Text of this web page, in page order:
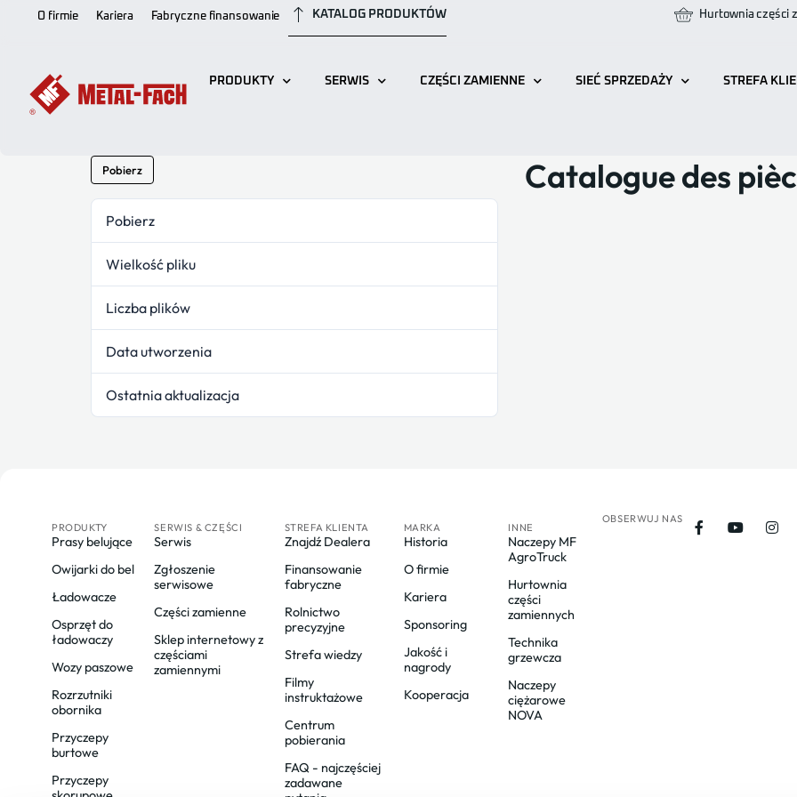
O firmie Kariera Fabryczne finansowanie KATALOG PRODUKTÓW Hurtownia części
PRODUKTY SERWIS CZĘŚCI ZAMIENNE SIEĆ SPRZEDAŻY STREFA
Pobierz
Pobierz
Wielkość pliku
Liczba plików
Data utworzenia
Ostatnia aktualizacja
Catalogue des
PRODUKTY
Prasy belujące
Owijarki do bel
Ładowacze
Osprzęt do
ładowaczy
Wozy paszowe
Rozrzutniki
obornika
Przyczepy
burtowe
Przyczepy
SERWIS & CZĘŚCI
Serwis
Zgłoszenie
serwisowe
Części zamienne
Sklep internetowy z
częściami
zamiennymi
STREFA KLIENTA
Znajdź Dealera
Finansowanie
fabryczne
Rolnictwo
precyzyjne
Strefa wiedzy
Filmy
instruktażowe
Centrum
pobierania
FAQ - najczęściej
zadawane
MARKA
Historia
O firmie
Kariera
Sponsoring
Jakość i
nagrody
Kooperacja
INNE
Naczepy MF
AgroTruck
Hurtownia
części
zamiennych
Technika
grzewcza
Naczepy
ciężarowe
NOVA
OBSERWUJ NAS